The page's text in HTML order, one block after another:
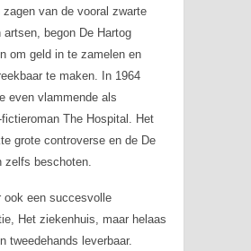
van de vooral zwarte
artsen, begon De Hartog
om geld in te zamelen en
te maken. In 1964
even vlammende als
The Hospital . Het
grote controverse en de De
zelfs beschoten.
ook een succesvolle
Het ziekenhuis, maar helaas
tweedehands leverbaar.